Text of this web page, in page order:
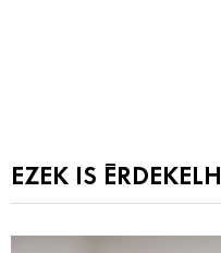
EZEK IS